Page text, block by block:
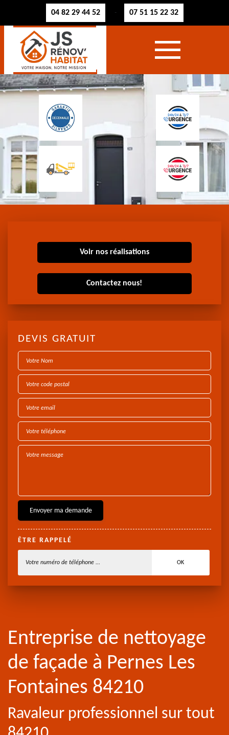
04 82 29 44 52 - 07 51 15 22 32
Voir nos réalisations
Contactez nous!
DEVIS GRATUIT
ÊTRE RAPPELÉ
Entreprise de nettoyage
de façade à Pernes Les
Fontaines 84210
Ravaleur professionnel sur tout